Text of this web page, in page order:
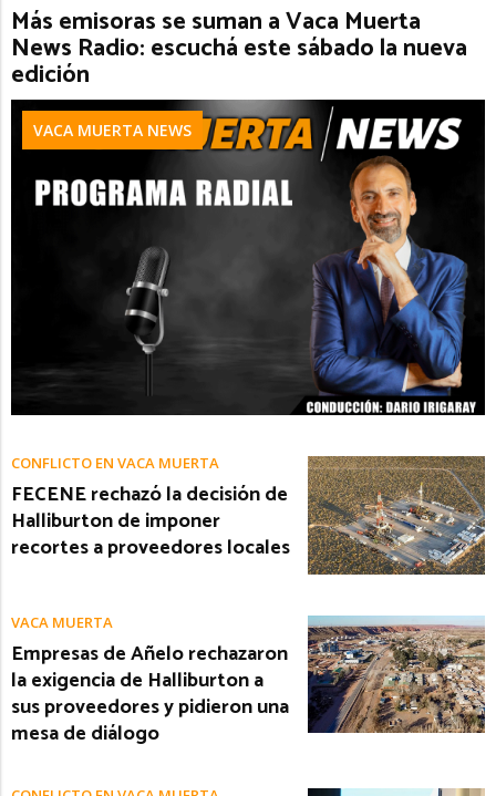
Más emisoras se suman a Vaca Muerta
News Radio: escuchá este sábado la nueva
edición
VACA MUERTA NEWS
CONFLICTO EN VACA MUERTA
FECENE rechazó la decisión de
Halliburton de imponer
recortes a proveedores locales
VACA MUERTA
Empresas de Añelo rechazaron
la exigencia de Halliburton a
sus proveedores y pidieron una
mesa de diálogo